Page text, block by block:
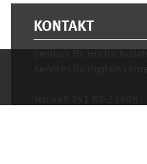
KONTAKT